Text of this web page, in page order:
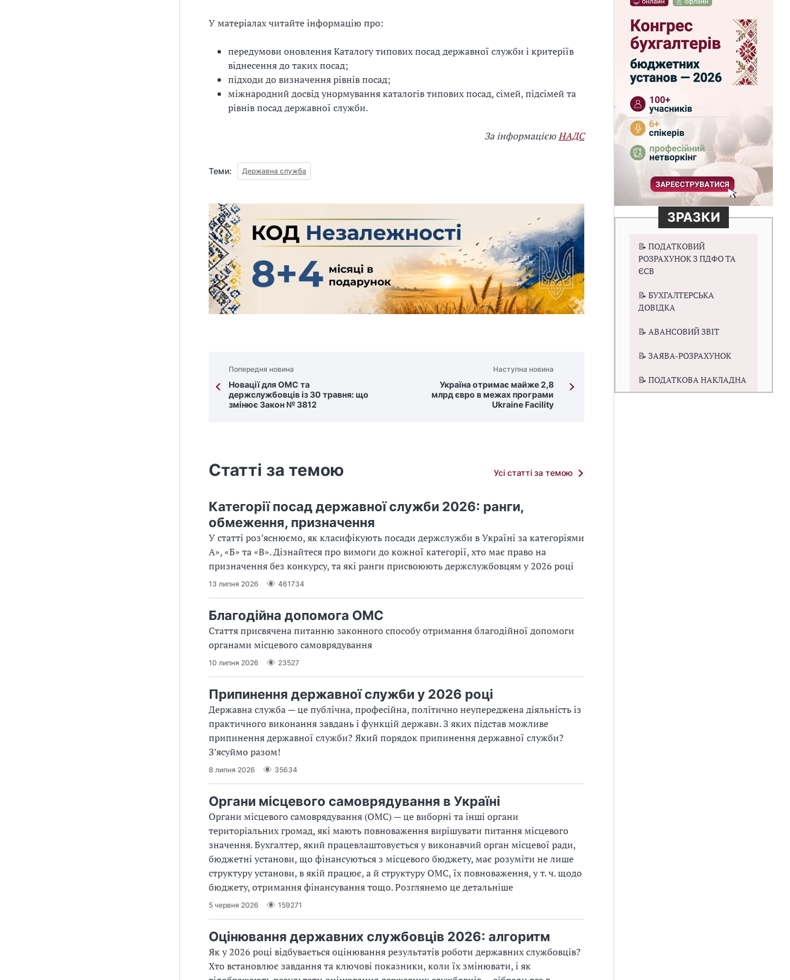
У матеріалах читайте інформацію про:
передумови оновлення Каталогу типових посад державної служби і критеріїв
віднесення до таких посад;
підходи до визначення рівнів посад;
міжнародний досвід унормування каталогів типових посад, сімей, підсімей та
рівнів посад державної служби.
За інформацієюНАДС
Теми: Державна служба
Попередня новина
Новації для ОМС та
держслужбовців із 30 травня: що
змінює Закон № 3812
Наступна новина
Україна отримає майже 2,8
млрд євро в межах програми
Ukraine Facility
Статті за темою Усі статті за темою
Категорії посад державної служби 2026: ранги,
обмеження, призначення
У статті роз’яснюємо, як класифікують посади держслужби в Україні за категоріями
А», «Б» та «В». Дізнайтеся про вимоги до кожної категорії, хто має право на
призначення без конкурсу, та які ранги присвоюють держслужбовцям у 2026 році
13 липня 2026 461734
Благодійна допомога ОМС
Стаття присвячена питанню законного способу отримання благодійної допомоги
органами місцевого самоврядування
10 липня 2026 23527
Припинення державної служби у 2026 році
Державна служба — це публічна, професійна, політично неупереджена діяльність із
практичного виконання завдань і функцій держави. З яких підстав можливе
припинення державної служби? Який порядок припинення державної служби?
З’ясуймо разом!
8 липня 2026 35634
Органи місцевого самоврядування в Україні
Органи місцевого самоврядування (ОМС) — це виборні та інші органи
територіальних громад, які мають повноваження вирішувати питання місцевого
значення. Бухгалтер, який працевлаштовується у виконавчий орган місцевої ради,
бюджетні установи, що фінансуються з місцевого бюджету, має розуміти не лише
структуру установи, в якій працює, а й структуру ОМС, їх повноваження, у т. ч. щодо
бюджету, отримання фінансування тощо. Розглянемо це детальніше
5 червня 2026 159271
Оцінювання державних службовців 2026: алгоритм
Як у 2026 році відбувається оцінювання результатів роботи державних службовців?
Хто встановлює завдання та ключові показники, коли їх змінювати, і як
ЗРАЗКИ
📝 ПОДАТКОВИЙ
РОЗРАХУНОК З ПДФО ТА
ЄСВ
📝 БУХГАЛТЕРСЬКА
ДОВІДКА
📝 АВАНСОВИЙ ЗВІТ
📝 ЗАЯВА-РОЗРАХУНОК
📝 ПОДАТКОВА НАКЛАДНА